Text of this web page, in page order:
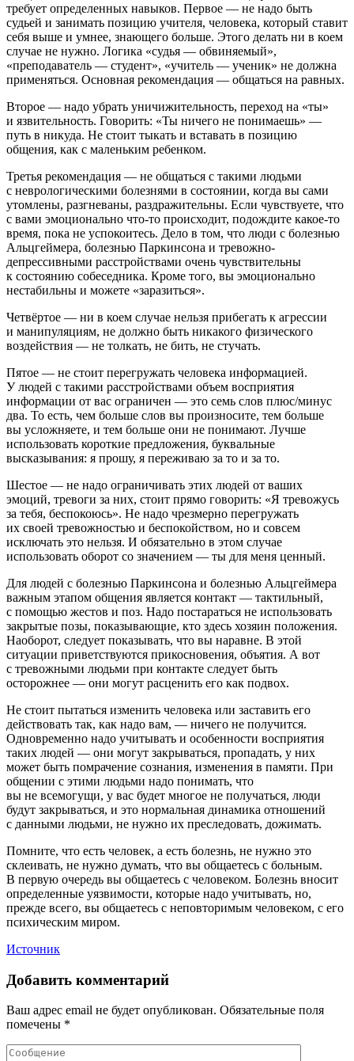
требует определенных навыков. Первое — не надо быть
судьей и занимать позицию учителя, человека, который ставит
себя выше и умнее, знающего больше. Этого делать ни в коем
случае не нужно. Логика «судья — обвиняемый»,
«преподаватель — студент», «учитель — ученик» не должна
применяться. Основная рекомендация — общаться на равных.
Второе — надо убрать уничижительность, переход на «ты»
и язвительность. Говорить: «Ты ничего не понимаешь» —
путь в никуда. Не стоит тыкать и вставать в позицию
общения, как с маленьким ребенком.
Третья рекомендация — не общаться с такими людьми
с неврологическими болезнями в состоянии, когда вы сами
утомлены, разгневаны, раздражительны. Если чувствуете, что
с вами эмоционально что-то происходит, подождите какое-то
время, пока не успокоитесь. Дело в том, что люди с болезнью
Альцгеймера, болезнью Паркинсона и тревожно-
депрессивными расстройствами очень чувствительны
к состоянию собеседника. Кроме того, вы эмоционально
нестабильны и можете «заразиться».
Четвёртое — ни в коем случае нельзя прибегать к агрессии
и манипуляциям, не должно быть никакого физического
воздействия — не толкать, не бить, не стучать.
Пятое — не стоит перегружать человека информацией.
У людей с такими расстройствами объем восприятия
информации от вас ограничен — это семь слов плюс/минус
два. То есть, чем больше слов вы произносите, тем больше
вы усложняете, и тем больше они не понимают. Лучше
использовать короткие предложения, буквальные
высказывания: я прошу, я переживаю за то и за то.
Шестое — не надо ограничивать этих людей от ваших
эмоций, тревоги за них, стоит прямо говорить: «Я тревожусь
за тебя, беспокоюсь». Не надо чрезмерно перегружать
их своей тревожностью и беспокойством, но и совсем
исключать это нельзя. И обязательно в этом случае
использовать оборот со значением — ты для меня ценный.
Для людей с болезнью Паркинсона и болезнью Альцгеймера
важным этапом общения является контакт — тактильный,
с помощью жестов и поз. Надо постараться не использовать
закрытые позы, показывающие, кто здесь хозяин положения.
Наоборот, следует показывать, что вы наравне. В этой
ситуации приветствуются прикосновения, объятия. А вот
с тревожными людьми при контакте следует быть
осторожнее — они могут расценить его как подвох.
Не стоит пытаться изменить человека или заставить его
действовать так, как надо вам, — ничего не получится.
Одновременно надо учитывать и особенности восприятия
таких людей — они могут закрываться, пропадать, у них
может быть помрачение сознания, изменения в памяти. При
общении с этими людьми надо понимать, что
вы не всемогущи, у вас будет многое не получаться, люди
будут закрываться, и это нормальная динамика отношений
с данными людьми, не нужно их преследовать, дожимать.
Помните, что есть человек, а есть болезнь, не нужно это
склеивать, не нужно думать, что вы общаетесь с больным.
В первую очередь вы общаетесь с человеком. Болезнь вносит
определенные уязвимости, которые надо учитывать, но,
прежде всего, вы общаетесь с неповторимым человеком, с его
психическим миром.
Источник
Добавить комментарий
Ваш адрес email не будет опубликован. Обязательные поля
помечены *